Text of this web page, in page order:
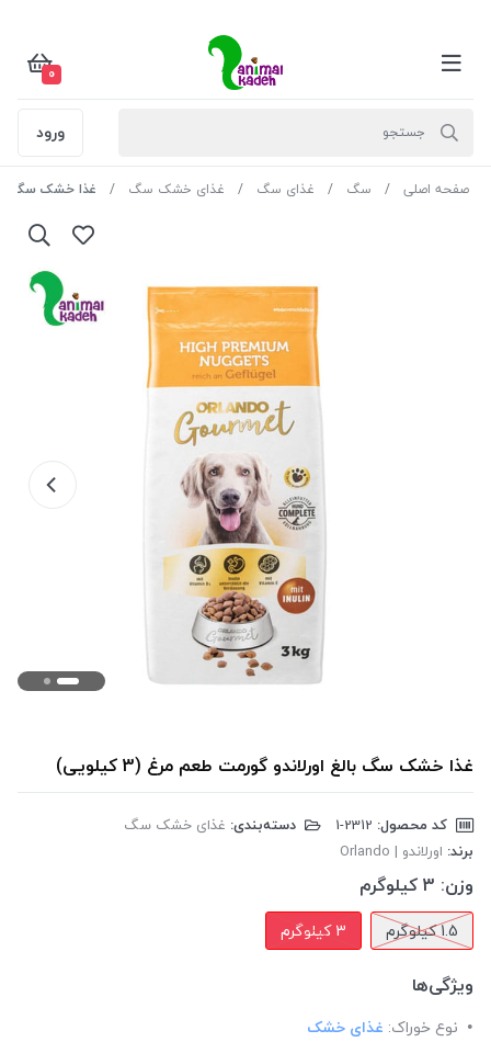
0
ورود
صفحه اصلی سگ غذای سگ غذای خشک سگ غذا خشک سگ بالغ
غذا خشک سگ بالغ اورلاندو گورمت طعم مرغ (3 کیلویی)
کد محصول: دسته‌بندی: غذای خشک سگ
برند: اورلاندو | Orlando
وزن: 3 کیلوگرم
1.5 کیلوگرم 3 کیلوگرم
ویژگی‌ها
نوع خوراک: غذای خشک